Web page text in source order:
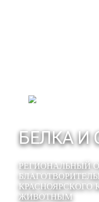
БЕЛКА И
РЕГИОНАЛЬНЫЙ
ЖИВОТНЫМ